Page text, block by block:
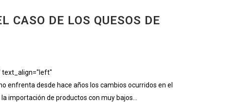
CASO DE LOS QUESOS DE
text_align="left"
desde hace años los cambios ocurridos en el
importación de productos con muy bajos...